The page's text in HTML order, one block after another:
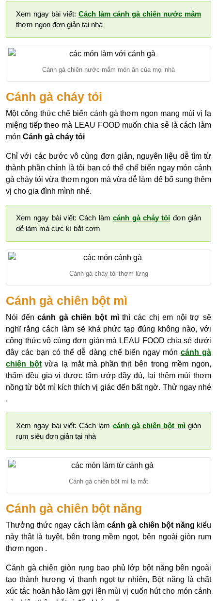
Xem ngay bài viết: Cách làm cánh gà chiên nước mắm
thơm ngon đơn giản tại nhà
Cánh gà chiên nước mắm món ăn của mọi nhà
Cánh gà cháy tỏi
Một công thức chế biến cánh gà thơm ngon mang mùi vị lạ
miệng tiếp theo mà LEAU FOOD muốn chia sẻ là cách làm
món Cánh gà cháy tỏi
Chỉ với các bước vô cùng đơn giản, nguyên liệu dễ tìm từ
thành phần chính là tỏi bạn có thể chế biến ngay món cánh
gà cháy tỏi vừa thơm ngon mà vừa dễ làm để bổ sung thêm
vị cho gia đình mình nhé.
Xem ngay bài viết: Cách làmcánh gà cháy tỏi đơn giản
dễ làm mà cực kì bắt cơm
Cánh gà cháy tỏi thơm lừng
Cánh gà chiên bột mì
Nói đếncánh gà chiên bột mìthì các chị em nội trợ sẽ
nghĩ rằng cách làm sẽ khá phức tạp đúng không nào, với
công thức vô cùng đơn giản mà LEAU FOOD chia sẻ dưới
đây các bạn có thể dễ dàng chế biến ngay món cánh gà
chiên bộtvừa lạ mắt mà phần thịt bên trong mềm ngon,
thấm đều gia vị được tẩm ướp đầy đủ, lại thêm mùi thơm
nồng từ bột mì kích thích vị giác đến bất ngờ. Thử ngay nhé
.
Xem ngay bài viết: Cách làm cánh gà chiên bột mìgiòn
rụm siêu đơn giản tại nhà
Cánh gà chiên bột mì lạ mắt
Cánh gà chiên bột năng
Thưởng thức ngay cách làm cánh gà chiên bột năng kiểu
này thật là tuyệt, bên trong mềm ngọt, bên ngoài giòn rụm
thơm ngon .
Cánh gà chiên giòn rụng bao phủ lớp bột năng bên ngoài
tạo thành hương vị thanh ngọt tự nhiên, Bột năng là chất
xúc tác hoàn hảo làm gợi lên mùi vị cuốn hút cho món cánh